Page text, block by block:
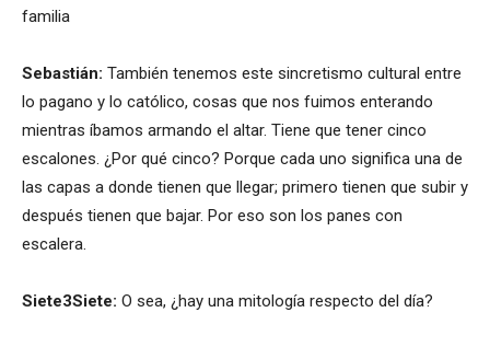
familia
Sebastián: También tenemos este sincretismo cultural entre
lo pagano y lo católico, cosas que nos fuimos enterando
mientras íbamos armando el altar. Tiene que tener cinco
escalones. ¿Por qué cinco? Porque cada uno significa una de
las capas a donde tienen que llegar; primero tienen que subir y
después tienen que bajar. Por eso son los panes con
escalera.
Siete3Siete: O sea, ¿hay una mitología respecto del día?